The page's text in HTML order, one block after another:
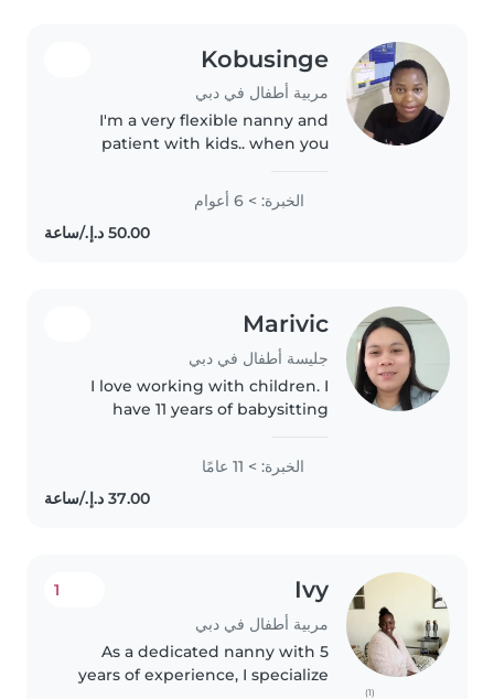
Kobusinge
مربية أطفال في دبي
I'm a very flexible nanny and
patient with kids.. when you
like My own.. entertainment
always.. teaching them morals
الخبرة: > 6 أعوام
Marivic
جليسة أطفال في دبي
I love working with children. I
have 11 years of babysitting
newborn and toddlers. I also
have experience with children
with special needs. I'm looking
الخبرة: > 11 عامًا
(1)
Ivy
مربية أطفال في دبي
1
As a dedicated nanny with 5
years of experience, I specialize